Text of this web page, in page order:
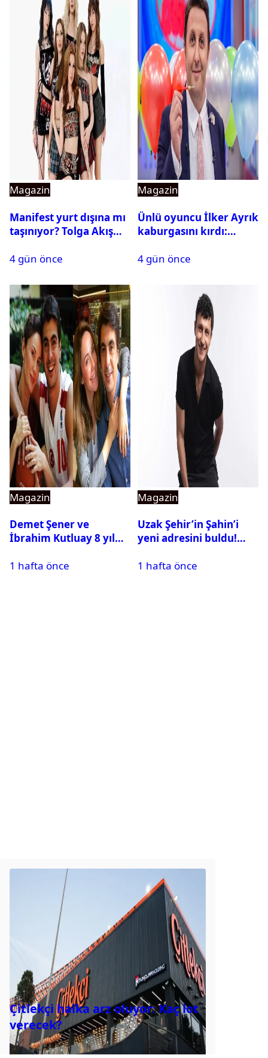
Magazin
Manifest yurt dışına mı
taşınıyor? Tolga Akış
4 gün önce
Magazin
Ünlü oyuncu İlker Ayrık
kaburgasını kırdı:
4 gün önce
Magazin
Demet Şener ve
İbrahim Kutluay 8 yıl
Ailece Yunanistan
1 hafta önce
Magazin
Uzak Şehir’in Şahin’i
yeni adresini buldu!
rekortmeni dizide
1 hafta önce
Çitlekçi halka arz oluyor: Kaç lot
verecek?